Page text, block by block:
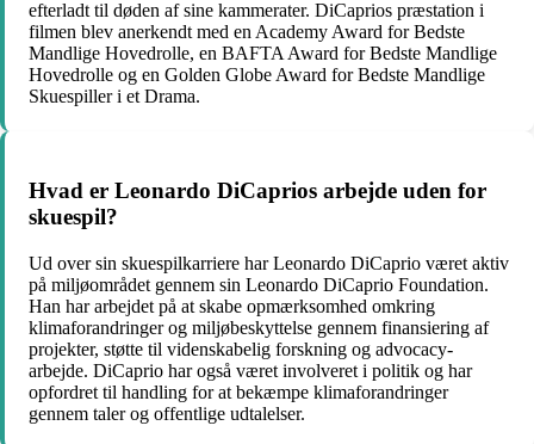
efterladt til døden af sine kammerater. DiCaprios præstation i
filmen blev anerkendt med en Academy Award for Bedste
Mandlige Hovedrolle, en BAFTA Award for Bedste Mandlige
Hovedrolle og en Golden Globe Award for Bedste Mandlige
Skuespiller i et Drama.
Hvad er Leonardo DiCaprios arbejde uden for
skuespil?
Ud over sin skuespilkarriere har Leonardo DiCaprio været aktiv
på miljøområdet gennem sin Leonardo DiCaprio Foundation.
Han har arbejdet på at skabe opmærksomhed omkring
klimaforandringer og miljøbeskyttelse gennem finansiering af
projekter, støtte til videnskabelig forskning og advocacy-
arbejde. DiCaprio har også været involveret i politik og har
opfordret til handling for at bekæmpe klimaforandringer
gennem taler og offentlige udtalelser.